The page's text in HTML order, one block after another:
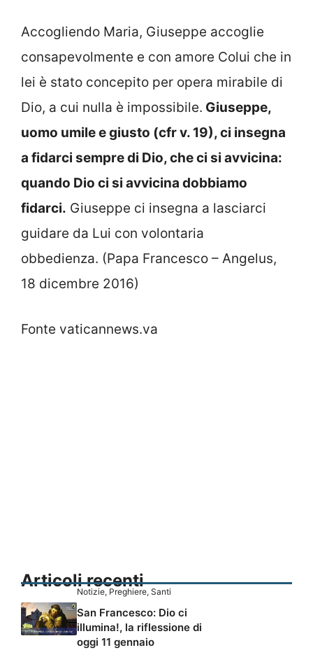
Accogliendo Maria, Giuseppe accoglie
consapevolmente e con amore Colui che in
lei è stato concepito per opera mirabile di
Dio, a cui nulla è impossibile. Giuseppe,
uomo umile e giusto (cfr v. 19), ci insegna
a fidarci sempre di Dio, che ci si avvicina:
quando Dio ci si avvicina dobbiamo
fidarci. Giuseppe ci insegna a lasciarci
guidare da Lui con volontaria
obbedienza. (Papa Francesco – Angelus,
18 dicembre 2016)
Fonte vaticannews.va
Articoli recenti
Notizie, Preghiere, Santi
San Francesco: Dio ci
illumina!, la riflessione di
oggi 11 gennaio